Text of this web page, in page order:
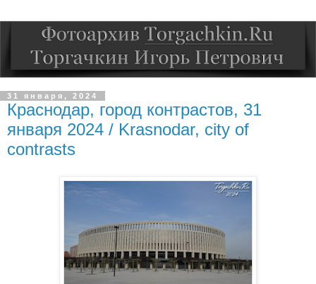
31 января, 2024
Краснодар, город контрастов, 31
января 2024 / Krasnodar, city of
contrasts